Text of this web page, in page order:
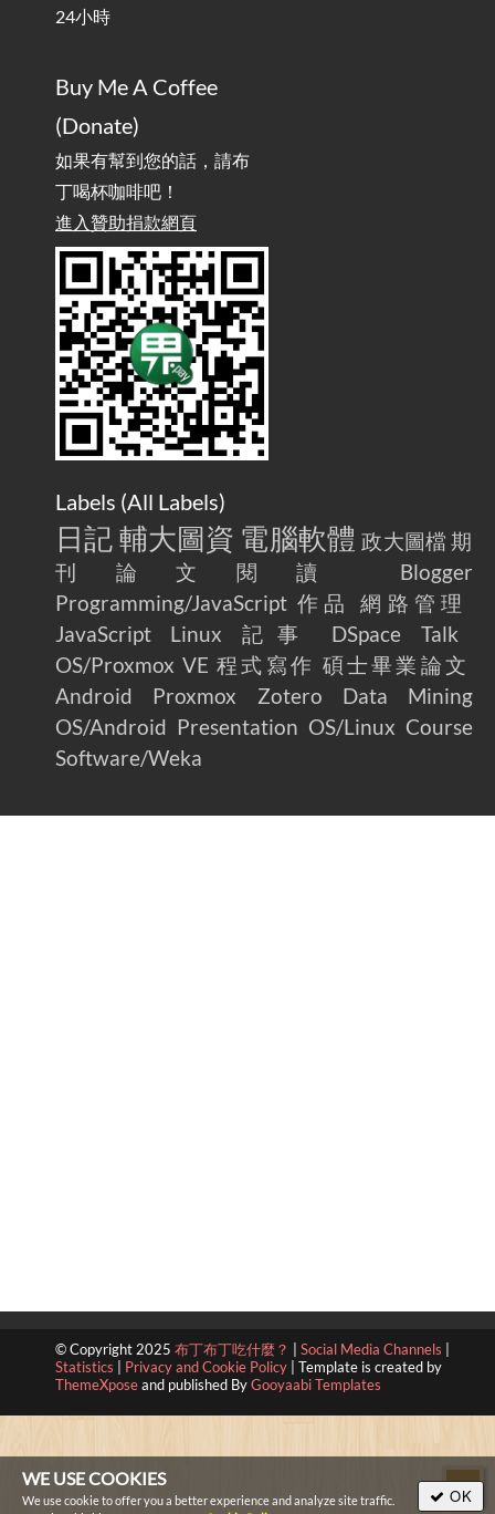
Home Is More Than Just an Ad Blocker
24小時
Buy Me A Coffee
(Donate)
如果有幫到您的話，請布
丁喝杯咖啡吧！
進入贊助捐款網頁
Labels (All Labels)
日記 輔大圖資 電腦軟體 政大圖檔 期
刊論文閱讀
Blogger
Programming/JavaScript 作品
網路管理
JavaScript
Linux 記事 DSpace
Talk
OS/Proxmox VE 程式寫作 碩士畢業論文
Android
Proxmox Zotero
Data Mining
OS/Android Presentation OS/Linux Course
Software/Weka
© Copyright 2025 布丁布丁吃什麼？ Social Media Channels
Statistics
Privacy and Cookie Policy
Template is created by
ThemeXposeand published ByGooyaabi Templates
OK
WE USE COOKIES
We use cookie to offer you a better experience and analyze site traffic.